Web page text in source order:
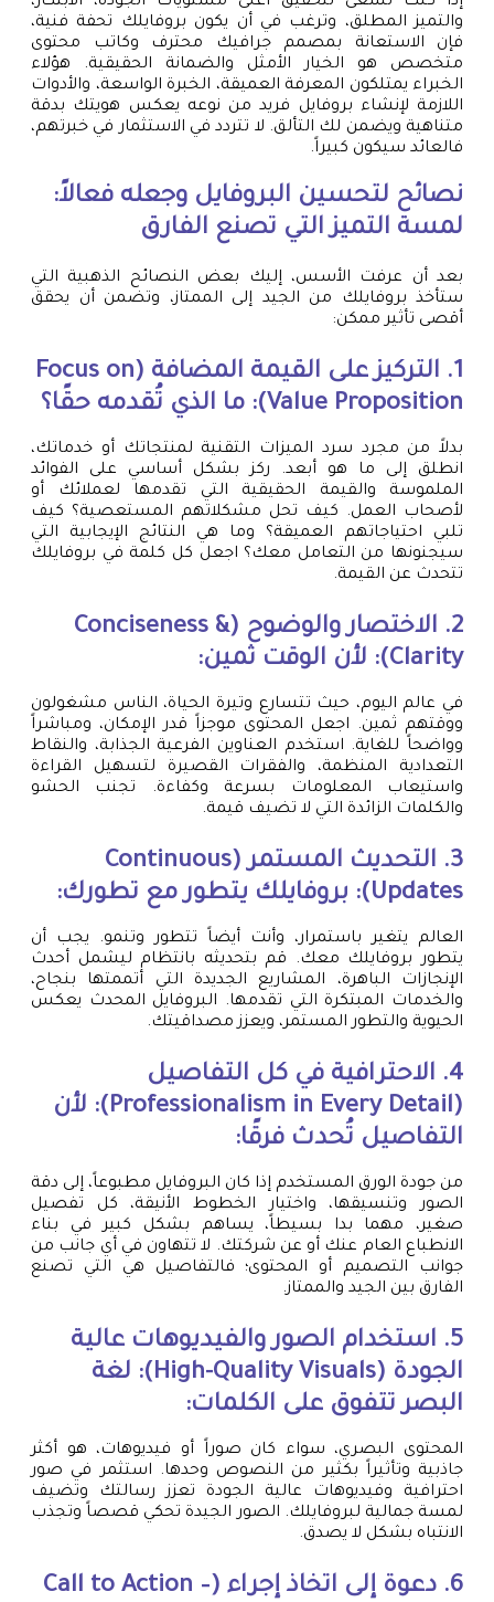
والتميز المطلق، وترغب في أن يكون بروفايلك تحفة فنية،
فإن الاستعانة بمصمم جرافيك محترف وكاتب محتوى
متخصص هو الخيار الأمثل والضمانة الحقيقية. هؤلاء
الخبراء يمتلكون المعرفة العميقة، الخبرة الواسعة، والأدوات
اللازمة لإنشاء بروفايل فريد من نوعه يعكس هويتك بدقة
متناهية ويضمن لك التألق. لا تتردد في الاستثمار في خبرتهم،
فالعائد سيكون كبيراً.
نصائح لتحسين البروفايل وجعله فعالاً:
لمسة التميز التي تصنع الفارق
بعد أن عرفت الأسس، إليك بعض النصائح الذهبية التي
ستأخذ بروفايلك من الجيد إلى الممتاز، وتضمن أن يحقق
أقصى تأثير ممكن:
1. التركيز على القيمة المضافة (Focus on
Value Proposition): ما الذي تُقدمه حقًا؟
بدلاً من مجرد سرد الميزات التقنية لمنتجاتك أو خدماتك،
انطلق إلى ما هو أبعد. ركز بشكل أساسي على الفوائد
الملموسة والقيمة الحقيقية التي تقدمها لعملائك أو
لأصحاب العمل. كيف تحل مشكلاتهم المستعصية؟ كيف
تلبي احتياجاتهم العميقة؟ وما هي النتائج الإيجابية التي
سيجنونها من التعامل معك؟ اجعل كل كلمة في بروفايلك
تتحدث عن القيمة.
2. الاختصار والوضوح (Conciseness &
Clarity): لأن الوقت ثمين:
في عالم اليوم، حيث تتسارع وتيرة الحياة، الناس مشغولون
ووقتهم ثمين. اجعل المحتوى موجزاً قدر الإمكان، ومباشراً
وواضحاً للغاية. استخدم العناوين الفرعية الجذابة، والنقاط
التعدادية المنظمة، والفقرات القصيرة لتسهيل القراءة
واستيعاب المعلومات بسرعة وكفاءة. تجنب الحشو
والكلمات الزائدة التي لا تضيف قيمة.
3. التحديث المستمر (Continuous
Updates): بروفايلك يتطور مع تطورك:
العالم يتغير باستمرار، وأنت أيضاً تتطور وتنمو. يجب أن
يتطور بروفايلك معك. قم بتحديثه بانتظام ليشمل أحدث
الإنجازات الباهرة، المشاريع الجديدة التي أتممتها بنجاح،
والخدمات المبتكرة التي تقدمها. البروفايل المحدث يعكس
الحيوية والتطور المستمر، ويعزز مصداقيتك.
4. الاحترافية في كل التفاصيل
(Professionalism in Every Detail): لأن
التفاصيل تُحدث فرقًا:
من جودة الورق المستخدم إذا كان البروفايل مطبوعاً، إلى دقة
الصور وتنسيقها، واختيار الخطوط الأنيقة، كل تفصيل
صغير، مهما بدا بسيطاً، يساهم بشكل كبير في بناء
الانطباع العام عنك أو عن شركتك. لا تتهاون في أي جانب من
جوانب التصميم أو المحتوى؛ فالتفاصيل هي التي تصنع
الفارق بين الجيد والممتاز.
5. استخدام الصور والفيديوهات عالية
الجودة (High-Quality Visuals): لغة
البصر تتفوق على الكلمات:
المحتوى البصري، سواء كان صوراً أو فيديوهات، هو أكثر
جاذبية وتأثيراً بكثير من النصوص وحدها. استثمر في صور
احترافية وفيديوهات عالية الجودة تعزز رسالتك وتضيف
لمسة جمالية لبروفايلك. الصور الجيدة تحكي قصصاً وتجذب
الانتباه بشكل لا يصدق.
6. دعوة إلى اتخاذ إجراء (Call to Action –